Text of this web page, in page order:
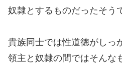
奴隷とするものだったそう
貴族同士では性道徳がしっ
領主と奴隷の間ではそんな